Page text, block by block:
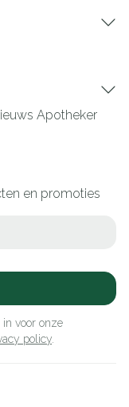
Apotheker
en promoties
voor onze
policy